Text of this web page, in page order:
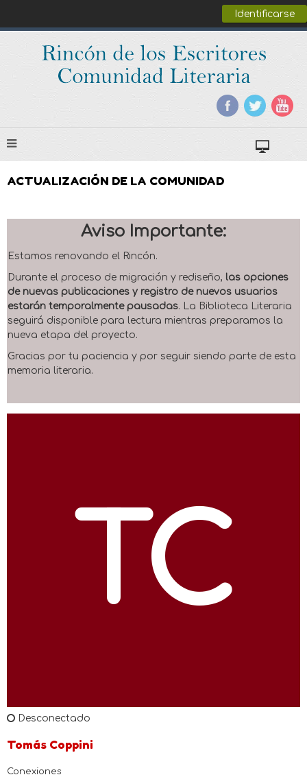
Identificarse
ACTUALIZACIÓN DE LA COMUNIDAD
Aviso Importante:
Estamos renovando el Rincón.
Durante el proceso de migración y rediseño, las opciones
de nuevas publicaciones y registro de nuevos usuarios
estarán temporalmente pausadas. La Biblioteca Literaria
seguirá disponible para lectura mientras preparamos la
nueva etapa del proyecto.
Gracias por tu paciencia y por seguir siendo parte de esta
memoria literaria.
TC
Desconectado
Tomás Coppini
Conexiones